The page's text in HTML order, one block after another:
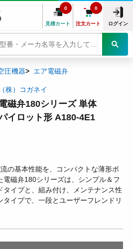
見積カート
0
注文カート
0
ログイン
圧機器 エア電磁弁
（株）コガネイ
磁弁180シリーズ 単体
イロット形 A180-4E1
の基本性能を、コンパクトな薄形ボ
電磁弁180シリーズは、シンプル＆フ
タイプと、組み付け、メンテナンス性
イプで、一段とユーザーフレンドリ